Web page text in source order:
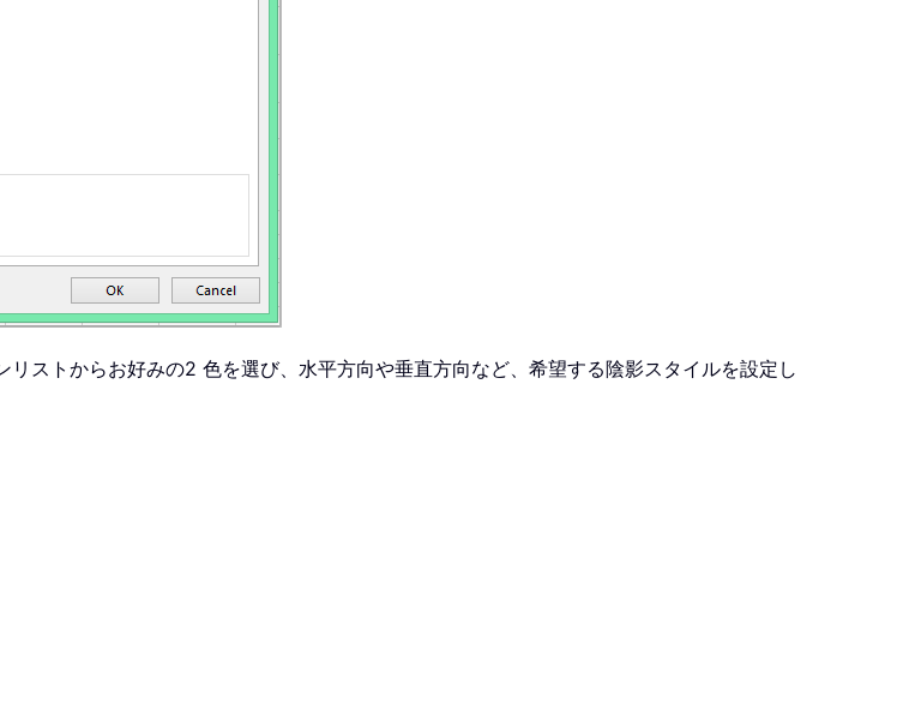
ストからお好みの2 色を選び、水平方向や垂直方向など、希望する陰影スタイルを設定し